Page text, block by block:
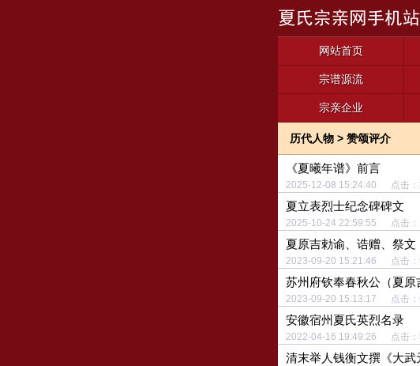
网站首页
宗谱源流
宗亲企业
历代人物 > 赞颂评介
《夏曦年谱》前言
2025-12-08 15:24:40 点击
夏立表烈士纪念碑碑文
2025-10-24 22:59:55 点击
夏原吉勅谕、诰赠、祭文
2023-09-20 15:21:46 点击
苏州府钦奉春秋公（夏原
2023-09-20 15:13:17 点击
安徽宿州夏氏英烈名录
2022-04-16 19:49:26 点击
清末举人钱衡文撰《大